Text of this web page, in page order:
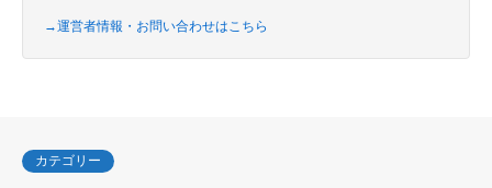
→運営者情報・お問い合わせはこちら
カテゴリー